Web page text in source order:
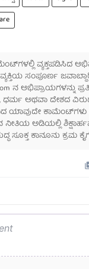
ವ್ಯಕ್ತಪಡಿಸಿದ
ಸಂಪೂರ್ಣ
ನ ಅಭಿಪ್ರಾಯಗಳನ್ನು
ಧರ್ಮ ಅಥವಾ ದೇಶದ
ಯಾವುದೇ
ನೀತಿಯ ಅಡಿಯಲ್ಲಿ
ಸೂಕ್ತ ಕಾನೂನು ಕ್ರಮ